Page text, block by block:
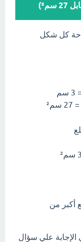
كل شكل
أكبر من
الإجابة علي سؤال